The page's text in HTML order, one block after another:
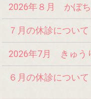
2026年８月 かぼ
７月の休診について
2026年7月 きゅう
６月の休診について